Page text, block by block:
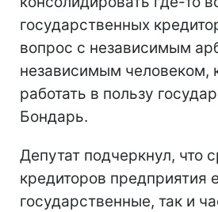
государственных
вопрос с независимым
независимым человеком,
работать в пользу
Бондарь.
Депутат подчеркнул, что
кредиторов предприятия
государственные, так и